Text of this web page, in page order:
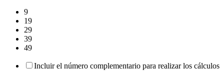
9
19
29
39
49
Incluir el número complementario para realizar los cálculos